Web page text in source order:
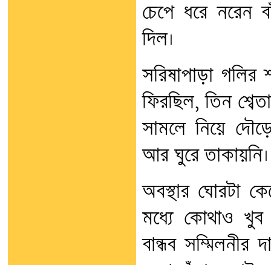
চেপে ধরে নরেন
দিল।
সরিষাপাড়া
ফিরছিল, তিন
সামলে নিয়ে
আর ঘুরে তাকায়নি।
অবস্থার ঘোরটা
মধ্যে কোথাও খুব
বান্ধব সম্মিলনীর